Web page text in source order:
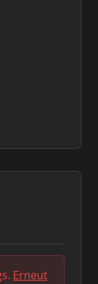
Erneut